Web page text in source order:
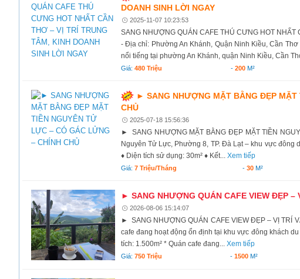
DOANH SINH LỜI NGAY
2025-11-07 10:23:53
SANG NHƯỢNG QUÁN CAFE THÚ CƯNG HOT
- Địa chỉ: Phường An Khánh, Quận Ninh Kiều, Cần
nổi tiếng tại phường An Khánh, quận Ninh Kiều, Cần
Giá: 480 Triệu - 200M²
► SANG NHƯỢNG MẶT BẰNG ĐẸP
CHỦ
2025-07-18 15:56:36
► SANG NHƯỢNG MẶT BẰNG ĐẸP MẶT TIỀN
Nguyên Tử Lực, Phường 8, TP. Đà Lạt – khu vực đông
♦ Diện tích sử dụng: 30m² ♦ Kết... Xem tiếp
Giá: 7 Triệu/tháng - 30M²
► SANG NHƯỢNG QUÁN CAFE VIEW ĐẸP
2026-08-06 15:14:07
► SANG NHƯỢNG QUÁN CAFE VIEW ĐẸP – VỊ TRÍ
cafe đang hoạt động ổn định tại khu vực đông khách
tích: 1.500m² * Quán cafe đang... Xem tiếp
Giá: 750 Triệu -1500 M²